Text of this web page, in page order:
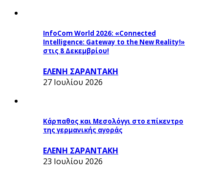
InfoCom World 2026: «Connected
Intelligence: Gateway to the New Reality!»
στις 8 Δεκεμβρίου!
ΕΛΕΝΗ ΣΑΡΑΝΤΑΚΗ
27 Ιουλίου 2026
Κάρπαθος και Μεσολόγγι στο επίκεντρο
της γερμανικής αγοράς
ΕΛΕΝΗ ΣΑΡΑΝΤΑΚΗ
23 Ιουλίου 2026